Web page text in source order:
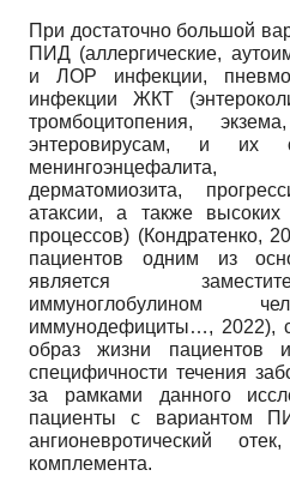
При достаточно большой
ПИД (аллергические,
и ЛОР инфекции,
инфекции ЖКТ
тромбоцитопения,
энтеровирусам, и их
дерматомиозита,
атаксии, а также высоких
процессов) (Кондратенко,
пациентов одним из
является
иммуноглобулином
иммунодефициты…, 2022),
образ жизни пациентов
специфичности течения
за рамками данного
пациенты с вариантом
ангионевротический
комплемента.